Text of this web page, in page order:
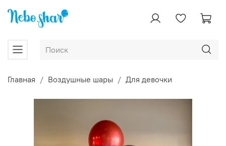
Главная Воздушные шары Для девочки